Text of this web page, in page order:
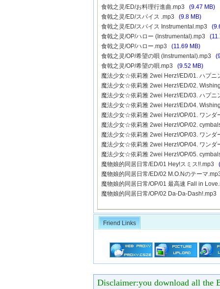
食戟之灵/ED/お料理行進曲.mp3 (9.47 MB)
食戟之灵/ED/スパイス .mp3 (9.8 MB)
食戟之灵/ED/スパイス Instrumental.mp3
食戟之灵/OP/ハロー (Instrumental).mp3
食戟之灵/OP/ハロー.mp3 (11.69 MB)
食戟之灵/OP/希望の唄 (Instrumental).mp3
食戟之灵/OP/希望の唄.mp3 (9.52 MB)
魔法少女☆依莉雅 2wei Herz!/ED/01. ハプ
魔法少女☆依莉雅 2wei Herz!/ED/02.
魔法少女☆依莉雅 2wei Herz!/ED/03. ハプ
魔法少女☆依莉雅 2wei Herz!/ED/04.
魔法少女☆依莉雅 2wei Herz!/OP/01. ワン
魔法少女☆依莉雅 2wei Herz!/OP/02.
魔法少女☆依莉雅 2wei Herz!/OP/03. ワン
魔法少女☆依莉雅 2wei Herz!/OP/04. ワン
魔法少女☆依莉雅 2wei Herz!/OP/05.
魔物娘的同居日常/ED/01 Hey!スミス!!.mp3
魔物娘的同居日常/ED/02 M.O.Nのテーマ
魔物娘的同居日常/OP/01 最高速 Fall in
魔物娘的同居日常/OP/02 Da-Da-
Friend Links
Disclaimer:you download all the